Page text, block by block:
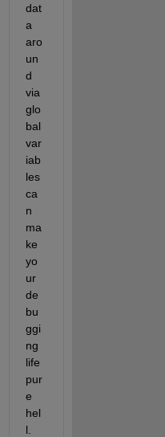
dat
a
aro
un
d
via
glo
bal
var
iab
les
ca
n
ma
ke
yo
ur
de
bu
ggi
ng
life
pur
e
hel
l.